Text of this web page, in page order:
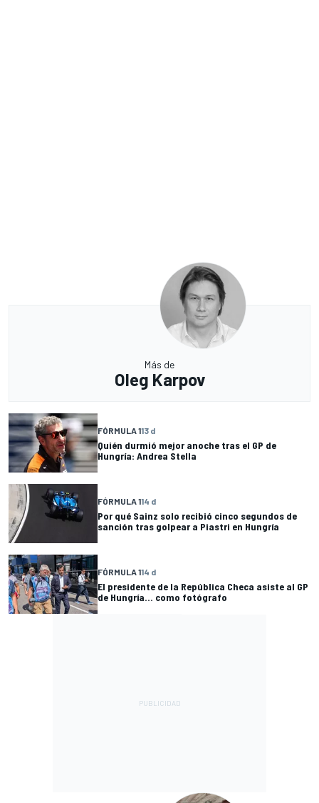
Más de
Oleg Karpov
FÓRMULA 113 d
Quién durmió mejor anoche tras el GP de
Hungría: Andrea Stella
FÓRMULA 114 d
Por qué Sainz solo recibió cinco segundos de
sanción tras golpear a Piastri en Hungría
FÓRMULA 114 d
El presidente de la República Checa asiste al GP
de Hungría... como fotógrafo